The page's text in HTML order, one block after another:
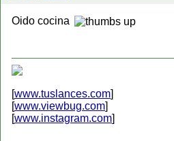
Oido cocina
[www.tuslances.com]
[www.viewbug.com]
[www.instagram.com]